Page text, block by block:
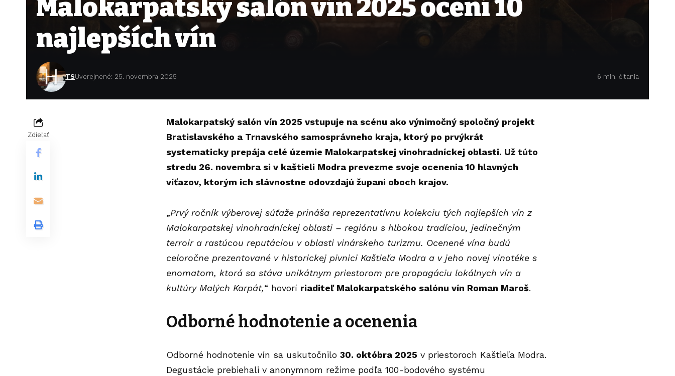
Malokarpatský salón vín 2025 ocení 10
najlepších vín
TSUverejnené: 25. novembra 2025 6 min. čítania
Zdieľať
Malokarpatský salón vín 2025 vstupuje na scénu ako výnimočný spoločný projekt
Bratislavského a Trnavského samosprávneho kraja, ktorý po prvýkrát
systematicky prepája celé územie Malokarpatskej vinohradníckej oblasti. Už túto
stredu 26. novembra si v kaštieli Modra prevezme svoje ocenenia 10 hlavných
víťazov, ktorým ich slávnostne odovzdajú župani oboch krajov.
„Prvý ročník výberovej súťaže prináša reprezentatívnu kolekciu tých najlepších vín z
Malokarpatskej vinohradníckej oblasti – regiónu s hlbokou tradíciou, jedinečným
terroir a rastúcou reputáciou v oblasti vinárskeho turizmu. Ocenené vína budú
celoročne prezentované v historickej pivnici Kaštieľa Modra a v jeho novej vinotéke s
enomatom, ktorá sa stáva unikátnym priestorom pre propagáciu lokálnych vín a
kultúry Malých Karpát,“ hovorí riaditeľ Malokarpatského salónu vín Roman Maroš.
Odborné hodnotenie a ocenenia
Odborné hodnotenie vín sa uskutočnilo 30. októbra 2025 v priestoroch Kaštieľa Modra.
Degustácie prebiehali v anonymnom režime podľa 100-bodového systému